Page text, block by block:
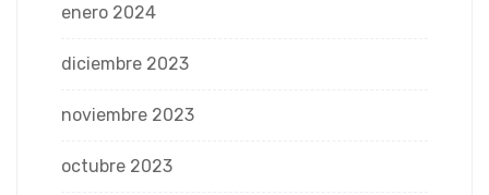
enero 2024
diciembre 2023
noviembre 2023
octubre 2023